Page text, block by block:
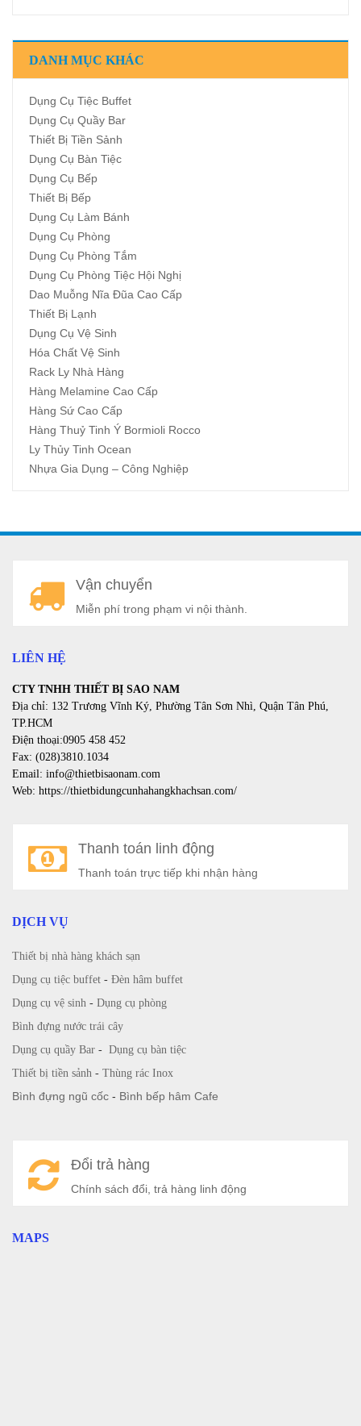
DANH MỤC KHÁC
Dụng Cụ Tiệc Buffet
Dụng Cụ Quầy Bar
Thiết Bị Tiền Sảnh
Dụng Cụ Bàn Tiệc
Dụng Cụ Bếp
Thiết Bị Bếp
Dụng Cụ Làm Bánh
Dụng Cụ Phòng
Dụng Cụ Phòng Tắm
Dụng Cụ Phòng Tiệc Hội Nghị
Dao Muỗng Nĩa Đũa Cao Cấp
Thiết Bị Lạnh
Dụng Cụ Vệ Sinh
Hóa Chất Vệ Sinh
Rack Ly Nhà Hàng
Hàng Melamine Cao Cấp
Hàng Sứ Cao Cấp
Hàng Thuỷ Tinh Ý Bormioli Rocco
Ly Thủy Tinh Ocean
Nhựa Gia Dụng – Công Nghiệp
Vận chuyển
Miễn phí trong phạm vi nội thành.
LIÊN HỆ
CTY TNHH THIẾT BỊ SAO NAM
Địa chỉ: 132 Trương Vĩnh Ký, Phường Tân Sơn Nhì, Quận Tân Phú,
TP.HCM
Điện thoại:0905 458 452
Fax: (028)3810.1034
Email: info@thietbisaonam.com
Web: https://thietbidungcunhahangkhachsan.com/
Thanh toán linh động
Thanh toán trực tiếp khi nhận hàng
DỊCH VỤ
Thiết bị nhà hàng khách sạn
Dụng cụ tiệc buffet - Đèn hâm buffet
Dụng cụ vệ sinh - Dụng cụ phòng
Bình đựng nước trái cây
Dụng cụ quầy Bar - Dụng cụ bàn tiệc
Thiết bị tiền sảnh - Thùng rác Inox
Bình đựng ngũ cốc - Bình bếp hâm Cafe
Đổi trả hàng
Chính sách đổi, trả hàng linh động
MAPS